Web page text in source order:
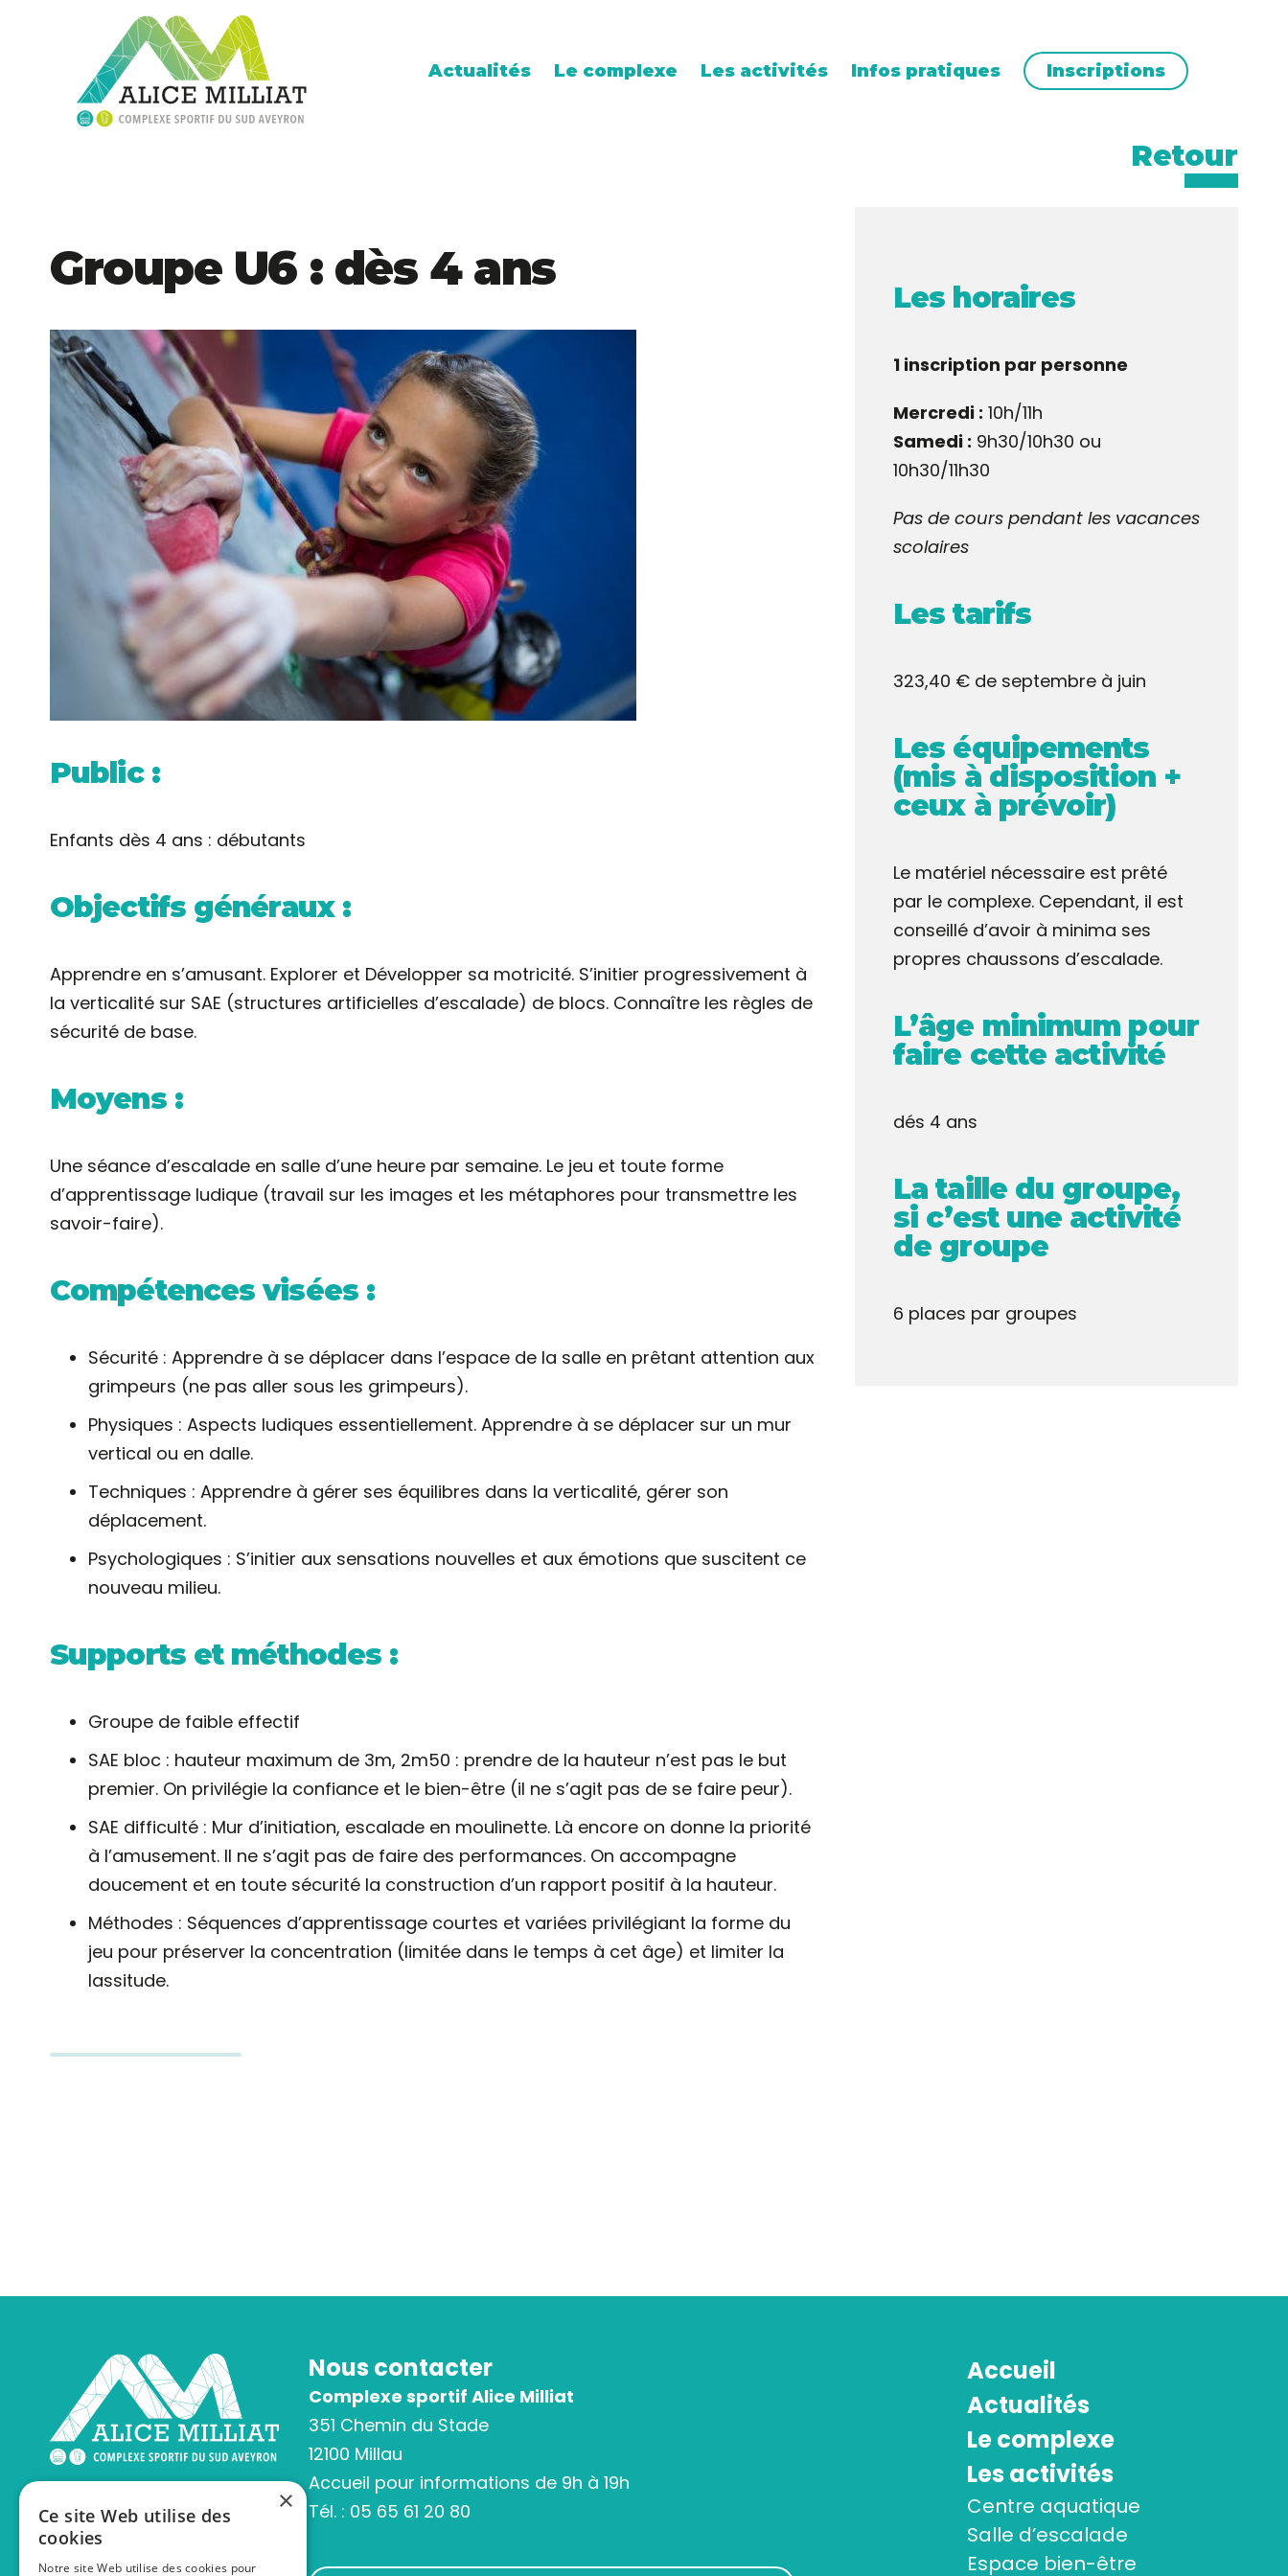
Actualités Le complexe Les activités Infos pratiques Inscriptions
Retour
Groupe U6 : dès 4 ans
Public :
Enfants dès 4 ans : débutants
Objectifs généraux :
Apprendre en s’amusant. Explorer et Développer sa motricité. S’initier progressivement à
la verticalité sur SAE (structures artificielles d’escalade) de blocs. Connaître les règles de
sécurité de base.
Moyens :
Une séance d’escalade en salle d’une heure par semaine. Le jeu et toute forme
d’apprentissage ludique (travail sur les images et les métaphores pour transmettre les
savoir-faire).
Compétences visées :
Sécurité : Apprendre à se déplacer dans l’espace de la salle en prêtant attention aux
grimpeurs (ne pas aller sous les grimpeurs).
Physiques : Aspects ludiques essentiellement. Apprendre à se déplacer sur un mur
vertical ou en dalle.
Techniques : Apprendre à gérer ses équilibres dans la verticalité, gérer son
déplacement.
Psychologiques : S’initier aux sensations nouvelles et aux émotions que suscitent ce
nouveau milieu.
Supports et méthodes :
Groupe de faible effectif
SAE bloc : hauteur maximum de 3m, 2m50 : prendre de la hauteur n’est pas le but
premier. On privilégie la confiance et le bien-être (il ne s’agit pas de se faire peur).
SAE difficulté : Mur d’initiation, escalade en moulinette. Là encore on donne la priorité
à l’amusement. Il ne s’agit pas de faire des performances. On accompagne
doucement et en toute sécurité la construction d’un rapport positif à la hauteur.
Méthodes : Séquences d’apprentissage courtes et variées privilégiant la forme du
jeu pour préserver la concentration (limitée dans le temps à cet âge) et limiter la
lassitude.
Les horaires
1 inscription par personne
Mercredi : 10h/11h
Samedi : 9h30/10h30 ou
10h30/11h30
Pas de cours pendant les vacances
scolaires
Les tarifs
323,40 € de septembre à juin
Les équipements
(mis à disposition +
ceux à prévoir)
Le matériel nécessaire est prêté
par le complexe. Cependant, il est
conseillé d’avoir à minima ses
propres chaussons d’escalade.
L’âge minimum pour
faire cette activité
dés 4 ans
La taille du groupe,
si c’est une activité
de groupe
6 places par groupes
Nous contacter
Complexe sportif Alice Milliat
351 Chemin du Stade
12100 Millau
Accueil pour informations de 9h à 19h
Tél. : 05 65 61 20 80
Accueil
Actualités
Le complexe
Les activités
Centre aquatique
Salle d’escalade
Espace bien-être
×
Ce site Web utilise des
cookies
Notre site Web utilise des cookies pour